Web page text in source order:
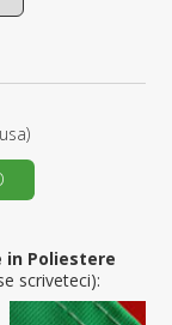
in Poliestere
scriveteci):